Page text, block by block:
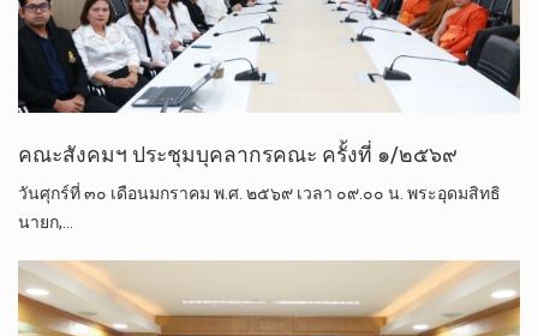
คณะสังคมฯ ประชุมบุคลากรคณะ ครั้งที่ ๑/๒๕๖๙
วันศุกร์ที่ ๓๐ เดือนมกราคม พ.ศ. ๒๕๖๙ เวลา ๐๙.๐๐ น. พระอุดมสิทธิ
นายก,…